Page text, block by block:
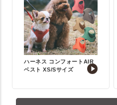
ハーネス コンフォートAIR
ベスト XS/Sサイズ